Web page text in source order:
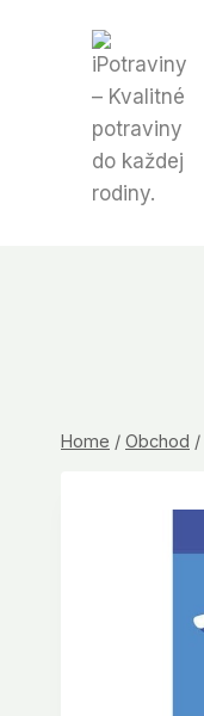
Home / Obchod /